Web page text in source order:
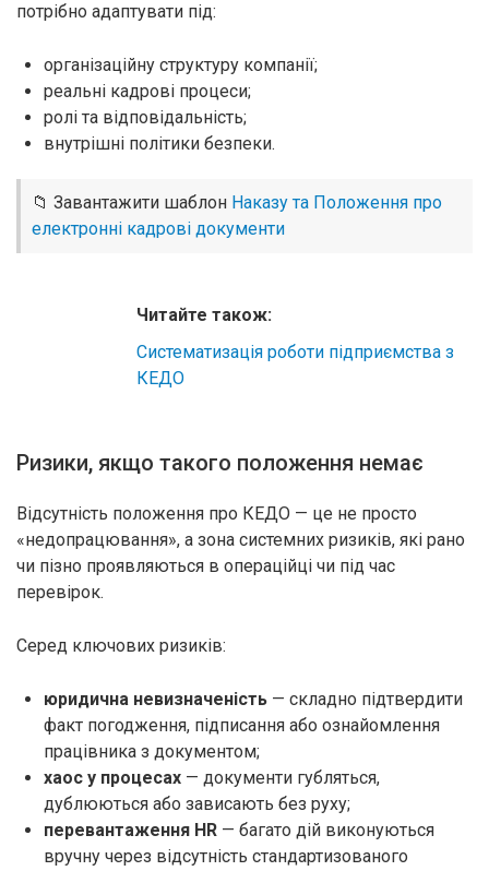
потрібно адаптувати під:
організаційну структуру компанії;
реальні кадрові процеси;
ролі та відповідальність;
внутрішні політики безпеки.
📁 Завантажити шаблон Наказу та Положення про
електронні кадрові документи
Читайте також:
Систематизація роботи підприємства з
КЕДО
Ризики, якщо такого положення немає
Відсутність положення про КЕДО — це не просто
«недопрацювання», а зона системних ризиків, які рано
чи пізно проявляються в операційці чи під час
перевірок.
Серед ключових ризиків:
юридична невизначеність — складно підтвердити
факт погодження, підписання або ознайомлення
працівника з документом;
хаос у процесах — документи губляться,
дублюються або зависають без руху;
перевантаження HR — багато дій виконуються
вручну через відсутність стандартизованого